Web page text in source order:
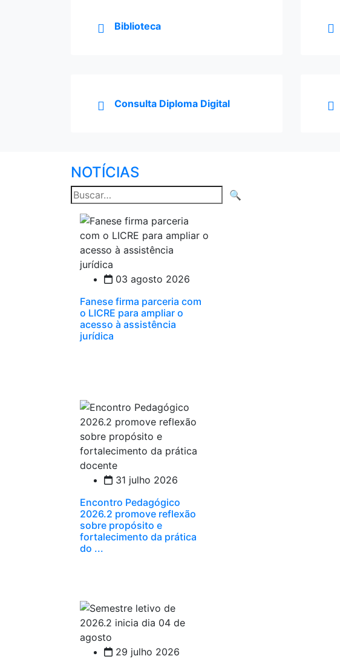
Biblioteca
Consulta Diploma Digital
NOTÍCIAS
Pesquisar
por:
🔍
03 agosto 2026
Fanese firma parceria com
o LICRE para ampliar o
acesso à assistência
jurídica
31 julho 2026
Encontro Pedagógico
2026.2 promove reflexão
sobre propósito e
fortalecimento da prática
do ...
29 julho 2026